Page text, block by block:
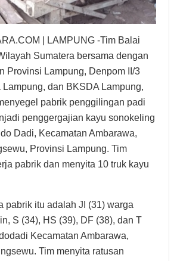
| LAMPUNG -Tim Balai
Sumatera bersama dengan
Provinsi Lampung, Denpom II/3
Lampung, dan BKSDA Lampung,
pabrik penggilingan padi
penggergajian kayu sonokeling
Dadi, Kecamatan Ambarawa,
Provinsi Lampung. Tim
pabrik dan menyita 10 truk kayu
pabrik itu adalah JI (31) warga
S (34), HS (39), DF (38), dan T
Kecamatan Ambarawa,
Tim menyita ratusan